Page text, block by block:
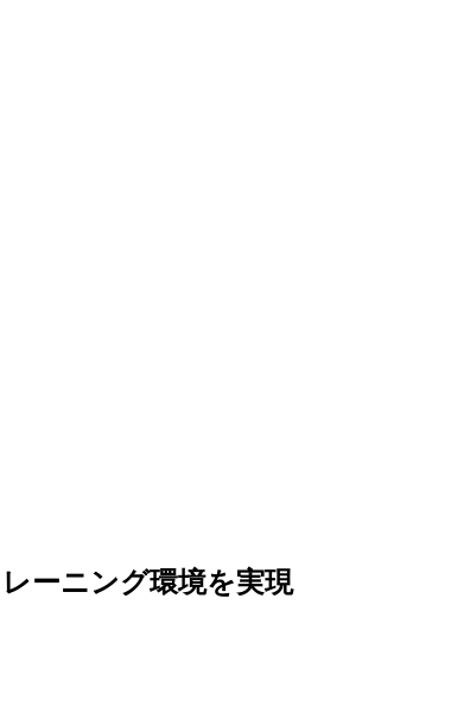
ーニング環境を実現